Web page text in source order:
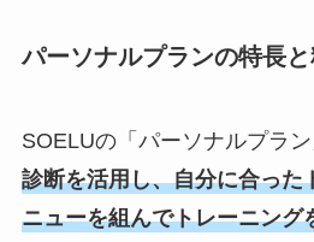
パーソナルプランの特長
SOELUの「パーソナルプラン
診断を活用し、自分に合った
ニューを組んでトレーニング